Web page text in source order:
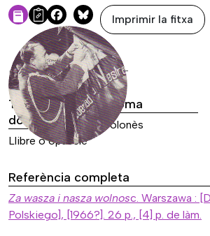
Facebook
Bluesky
Imprimir la fitxa
DADES DE LA FONT
Tipus de font
documental
Llibre o opuscle
Idioma
Polonès
Referència completa
Za wasza i nasza wolnosc. Warszawa :
Polskiego], [1966?]. 26 p., [4] p. de làm.